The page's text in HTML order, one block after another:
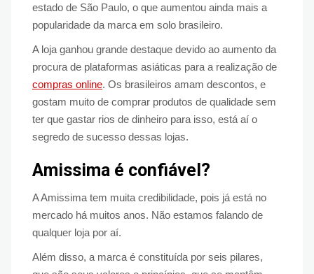
estado de São Paulo, o que aumentou ainda mais a
popularidade da marca em solo brasileiro.
A loja ganhou grande destaque devido ao aumento da
procura de plataformas asiáticas para a realização de
compras online. Os brasileiros amam descontos, e
gostam muito de comprar produtos de qualidade sem
ter que gastar rios de dinheiro para isso, está aí o
segredo de sucesso dessas lojas.
Amissima é confiável?
A Amissima tem muita credibilidade, pois já está no
mercado há muitos anos. Não estamos falando de
qualquer loja por aí.
Além disso, a marca é constituída por seis pilares,